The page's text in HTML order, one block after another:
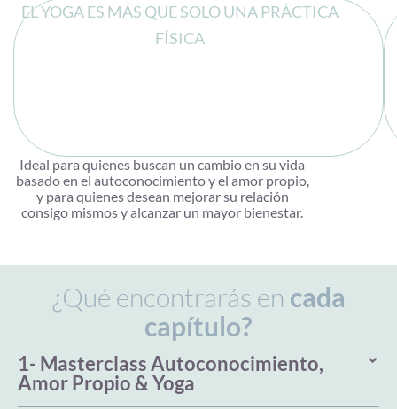
EL YOGA ES MÁS QUE SOLO UNA PRÁCTICA
FÍSICA
Ideal para quienes buscan un cambio en su vida
basado en el autoconocimiento y el amor propio,
y para quienes desean mejorar su relación
consigo mismos y alcanzar un mayor bienestar.
¿Qué encontrarás en cada
capítulo?
1- Masterclass Autoconocimiento,
Amor Propio & Yoga